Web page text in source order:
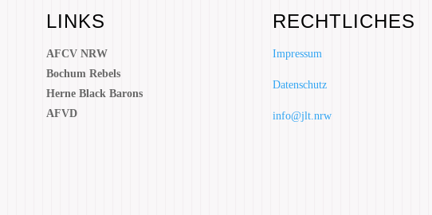
LINKS
AFCV NRW
Bochum Rebels
Herne Black Barons
AFVD
RECHTLICHES
Impressum
Datenschutz
info@jlt.nrw